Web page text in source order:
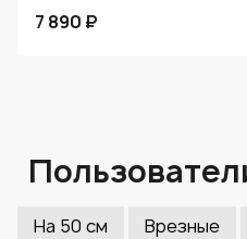
7 890 ₽
На 50 см Врезные